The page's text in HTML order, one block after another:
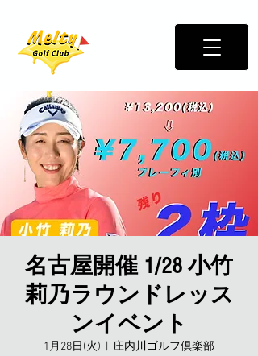
名古屋開催 1/28 小竹
莉乃ラウンドレッス
ンイベント
1月28日(火) 庄内川ゴルフ倶楽部